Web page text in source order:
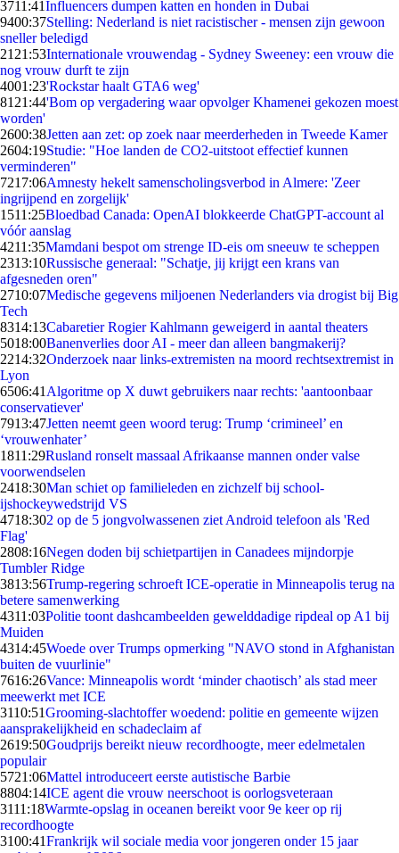
3711:41Influencers dumpen katten en honden in Dubai
9400:37Stelling: Nederland is niet racistischer - mensen zijn gewoon
sneller beledigd
21 21:53Internationale vrouwendag - Sydney Sweeney: een vrouw die
nog vrouw durft te zijn
4001:23'Rockstar haalt GTA6 weg'
81 21:44'Bom op vergadering waar opvolger Khamenei gekozen moest
worden'
2600:38Jetten aan zet: op zoek naar meerderheden in Tweede Kamer
2604:19Studie: "Hoe landen de CO2-uitstoot effectief kunnen
verminderen"
7217:06Amnesty hekelt samenscholingsverbod in Almere: 'Zeer
ingrijpend en zorgelijk'
1511:25Bloedbad Canada: OpenAI blokkeerde ChatGPT-account al
vóór aanslag
4211:35Mamdani bespot om strenge ID-eis om sneeuw te scheppen
2313:10Russische generaal: "Schatje, jij krijgt een krans van
afgesneden oren"
2710:07Medische gegevens miljoenen Nederlanders via drogist bij Big
Tech
8314:13Cabaretier Rogier Kahlmann geweigerd in aantal theaters
5018:00Banenverlies door AI - meer dan alleen bangmakerij?
2214:32Onderzoek naar links-extremisten na moord rechtsextremist in
Lyon
6506:41 Algoritme op X duwt gebruikers naar rechts: 'aantoonbaar
conservatiever'
7913:47Jetten neemt geen woord terug: Trump ‘crimineel’ en
‘vrouwenhater’
1811:29Rusland ronselt massaal Afrikaanse mannen onder valse
voorwendselen
2418:30Man schiet op familieleden en zichzelf bij school-
ijshockeywedstrijd VS
4718:302 op de 5 jongvolwassenen ziet Android telefoon als 'Red
Flag'
2808:16Negen doden bij schietpartijen in Canadees mijndorpje
Tumbler Ridge
3813:56Trump-regering schroeft ICE-operatie in Minneapolis terug na
betere samenwerking
4311:03Politie toont dashcambeelden gewelddadige ripdeal op A1 bij
Muiden
4314:45Woede over Trumps opmerking "NAVO stond in Afghanistan
buiten de vuurlinie"
7616:26Vance: Minneapolis wordt ‘minder chaotisch’ als stad meer
meewerkt met ICE
3110:51Grooming-slachtoffer woedend: politie en gemeente wijzen
aansprakelijkheid en schadeclaim af
2619:50Goudprijs bereikt nieuw recordhoogte, meer edelmetalen
populair
5721:06Mattel introduceert eerste autistische Barbie
8804:14ICE agent die vrouw neerschoot is oorlogsveteraan
3111:18Warmte-opslag in oceanen bereikt voor 9e keer op rij
recordhoogte
3100:41Frankrijk wil sociale media voor jongeren onder 15 jaar